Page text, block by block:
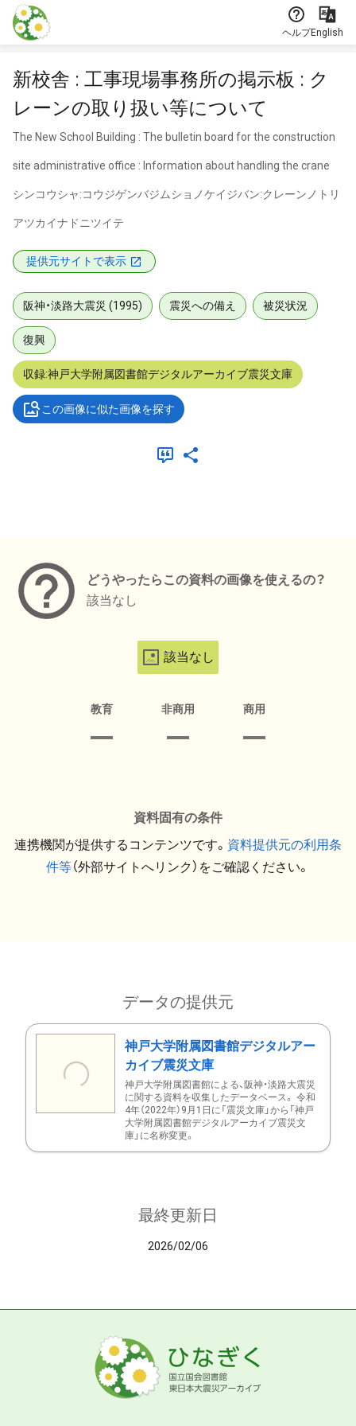
本文に飛ぶ
ヘルプEnglish
新校舎 : 工事現場事務所の掲示板 : ク
レーンの取り扱い等について
The New School Building : The bulletin board for the construction
site administrative office : Information about handling the crane
シンコウシャ:コウジゲンバジムショノケイジバン:クレーンノトリ
アツカイナドニツイテ
提供元サイトで表示
阪神・淡路大震災 (1995) 震災への備え 被災状況
復興
収録:神戸大学附属図書館デジタルアーカイブ震災文庫
この画像に似た画像を探す
どうやったらこの資料の画像を使えるの？
該当なし
該当なし
教育 非商用 商用
資料固有の条件
連携機関が提供するコンテンツです。 資料提供元の利用条
件等（外部サイトへリンク）をご確認ください。
データの提供元
神戸大学附属図書館デジタルアー
カイブ震災文庫
神戸大学附属図書館による、阪神・淡路大震災
に関する資料を収集したデータベース。 令和
4年（2022年）9月1日に「震災文庫」から「神戸
大学附属図書館デジタルアーカイブ震災文
庫」に名称変更。
最終更新日
2026/02/06